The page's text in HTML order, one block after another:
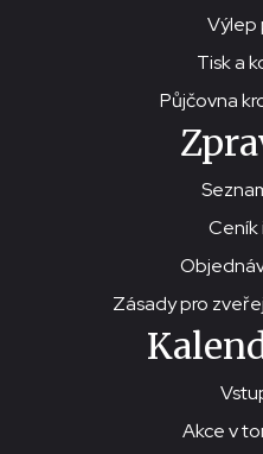
Výlep
Tisk a
Půjčovna
Ceník
Zásady pro
Akce v